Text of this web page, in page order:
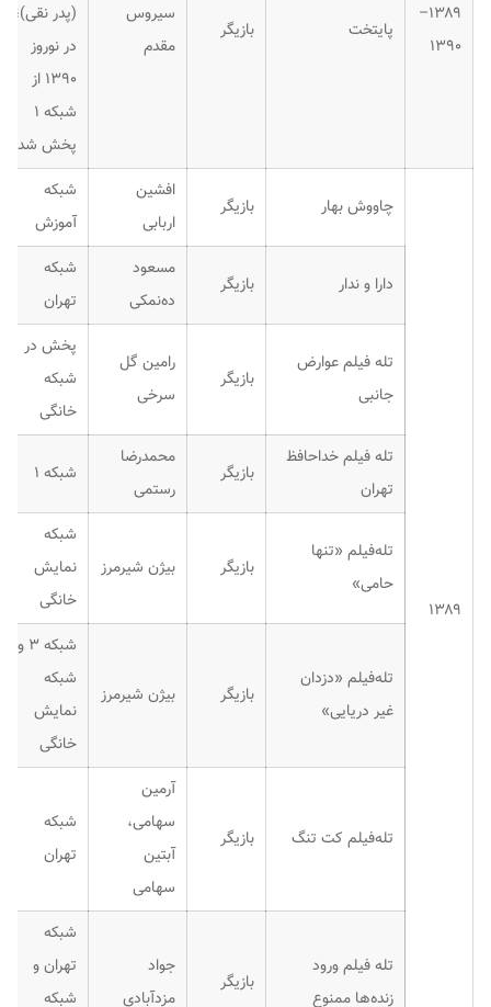
۱۳۸۹–
۱۳۹۰
پایتخت بازیگر
سیروس
مقدم
(پدر نقی)؛
در نوروز
۱۳۹۰ از
شبکه ۱
پخش شد.
۱۳۸۹
چاووش بهار بازیگر
افشین
اربابی
شبکه
آموزش
دارا و ندار بازیگر
مسعود
ده‌نمکی
شبکه
تهران
تله فیلم عوارض
جانبی
بازیگر
رامین گل
سرخی
پخش در
شبکه
خانگی
تله فیلم خداحافظ
تهران
بازیگر
محمدرضا
رستمی
شبکه ۱
تله‌فیلم «تنها
حامی»
بازیگر بیژن شیرمرز
شبکه
نمایش
خانگی
تله‌فیلم «دزدان
غیر دریایی»
بازیگر بیژن شیرمرز
شبکه ۳ و
شبکه
نمایش
خانگی
تله‌فیلم کت تنگ بازیگر
آرمین
سهامی،
آبتین
سهامی
شبکه
تهران
تله فیلم ورود
زنده‌ها ممنوع
بازیگر
جواد
مزدآبادی
شبکه
تهران و
شبکه